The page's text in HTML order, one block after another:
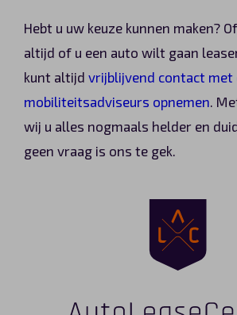
Hebt u uw keuze kunnen maken?
altijd of u een auto wilt gaan
kunt altijd vrijblijvend contact met
mobiliteitsadviseurs opnemen .
wij u alles nogmaals helder en
geen vraag is ons te gek.